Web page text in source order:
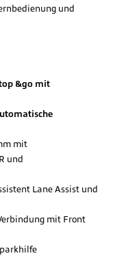
und
&go mit
mit
und
Lane Assist und
mit Front